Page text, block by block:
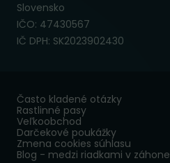
Slovensko
IČO: 47430567
IČ DPH: SK2023902430
Často kladené otázky
Rastlinné pasy
Veľkoobchod
Darčekové poukážky
Zmena cookies súhlasu
Blog - medzi riadkami v záhone